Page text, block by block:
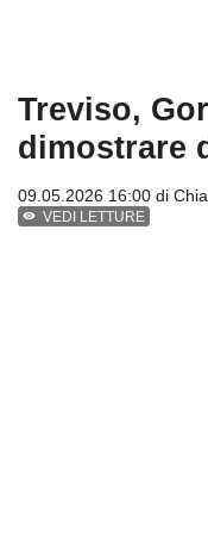
Treviso,
dimostrare
09.05.2026 16:00 di
VEDI LETTURE